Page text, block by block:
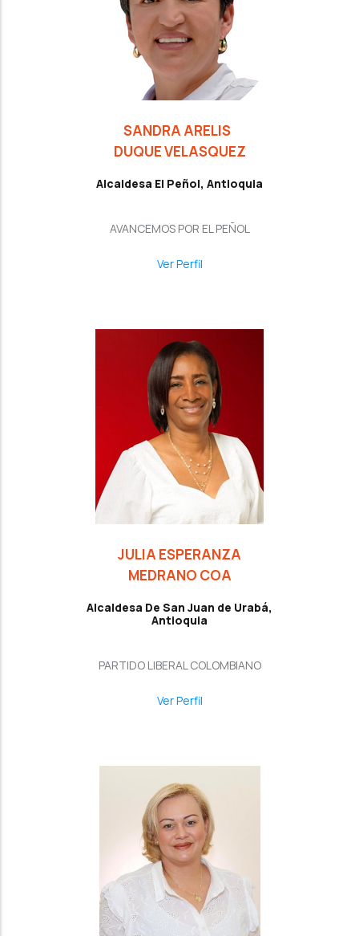
SANDRA ARELIS
DUQUE VELASQUEZ
Alcaldesa El Peñol, Antioquia
AVANCEMOS POR EL PEÑOL
Ver Perfil
JULIA ESPERANZA
MEDRANO COA
Alcaldesa De San Juan de Urabá,
Antioquia
PARTIDO LIBERAL COLOMBIANO
Ver Perfil